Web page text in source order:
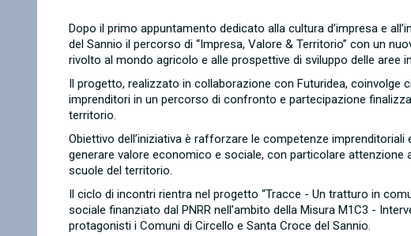
Dopo il primo appuntamento dedicato alla cultura d’impresa e
del Sannio il percorso di “Impresa, Valore & Territorio” con un
rivolto al mondo agricolo e alle prospettive di sviluppo delle aree
Il progetto, realizzato in collaborazione con Futuridea, coinvolge
imprenditori in un percorso di confronto e partecipazione
territorio.
Obiettivo dell’iniziativa è rafforzare le competenze
generare valore economico e sociale, con particolare attenzione
scuole del territorio.
Il ciclo di incontri rientra nel progetto “Tracce - Un tratturo in
sociale finanziato dal PNRR nell’ambito della Misura M1C3 -
protagonisti i Comuni di Circello e Santa Croce del Sannio.